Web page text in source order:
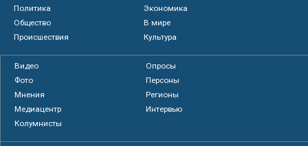
Политика
Экономика
Общество
В мире
Происшествия
Культура
Видео
Опросы
Фото
Персоны
Мнения
Регионы
Медиацентр
Интервью
Колумнисты